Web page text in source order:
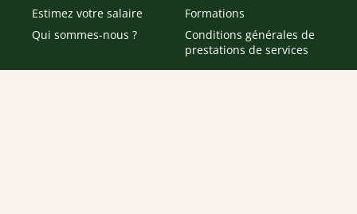
Estimez votre salaire
Qui sommes-nous ?
Formations
Conditions générales de
prestations de services